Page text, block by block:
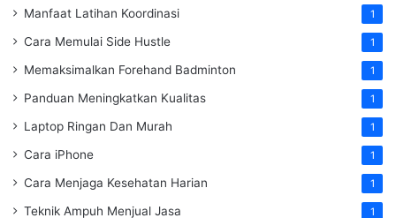
Manfaat Latihan Koordinasi 1
Cara Memulai Side Hustle 1
Memaksimalkan Forehand Badminton 1
Panduan Meningkatkan Kualitas 1
Laptop Ringan Dan Murah 1
Cara iPhone 1
Cara Menjaga Kesehatan Harian 1
Teknik Ampuh Menjual Jasa 1